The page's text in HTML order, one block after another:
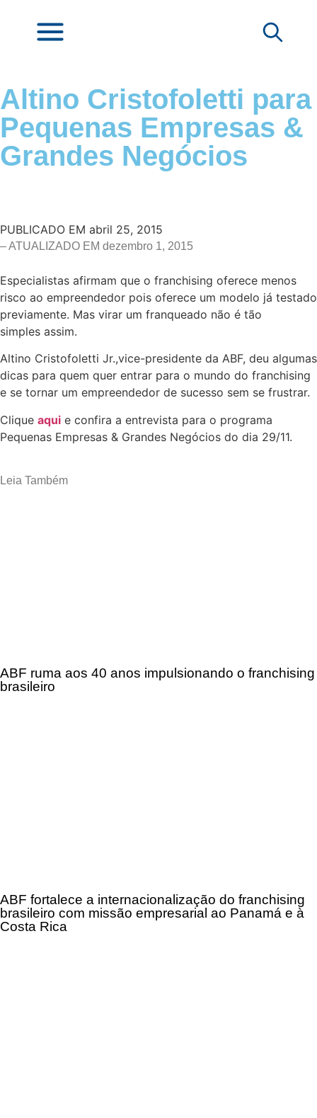
Altino Cristofoletti para
Pequenas Empresas &
Grandes Negócios
PUBLICADO EM abril 25, 2015
– ATUALIZADO EM dezembro 1, 2015
Especialistas afirmam que o franchising oferece menos
risco ao empreendedor pois oferece um modelo já testado
previamente. Mas virar um franqueado não é tão
simples assim.
Altino Cristofoletti Jr.,vice-presidente da ABF, deu algumas
dicas para quem quer entrar para o mundo do franchising
e se tornar um empreendedor de sucesso sem se frustrar.
Clique aqui e confira a entrevista para o programa
Pequenas Empresas & Grandes Negócios do dia 29/11.
Leia Também
ABF ruma aos 40 anos impulsionando o franchising
brasileiro
ABF fortalece a internacionalização do franchising
brasileiro com missão empresarial ao Panamá e à
Costa Rica